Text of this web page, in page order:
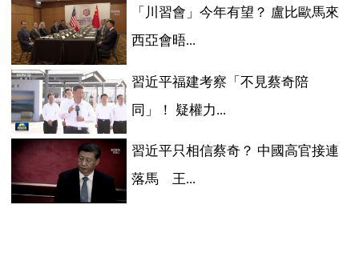
「川習會」今年有望？ 盧比歐馬來
西亞會晤...
習近平福建考察「不見蔡奇陪
同」！ 疑權力...
習近平只相信蔡奇？ 中國高官接連
落馬 王...